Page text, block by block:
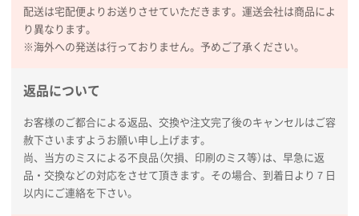
ぺんてる ビクーニャフィール1000枚
2026年01月26日 15:45
印刷範囲が広かったから、取扱商品
新潟県R社様
2026年01月16日 10:53
納期が比較的短く、ロット数が豊富に選べて価格が安
かったため
山口県P社様
配送は宅配便よりお送りさせていただきます。運送会社は商品によ
り異なります。
※海外への発送は行っておりません。予めご了承ください。
返品について
お客様のご都合による返品、交換や注文完了後のキャンセルはご容
赦下さいますようお願い申し上げます。
尚、当方のミスによる不良品（欠損、印刷のミス等）は、早急に返
品・交換などの対応をさせて頂きます。その場合、到着日より７日
以内にご連絡を下さい。